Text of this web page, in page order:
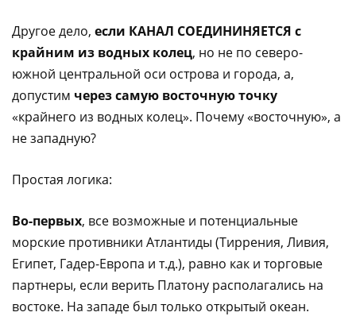
Другое дело, если КАНАЛ СОЕДИНИНЯЕТСЯ с
крайним из водных колец, но не по северо-
южной центральной оси острова и города, а,
допустим через самую восточную точку
«крайнего из водных колец». Почему «восточную», а
не западную?
Простая логика:
Во-первых, все возможные и потенциальные
морские противники Атлантиды (Тиррения, Ливия,
Египет, Гадер-Европа и т.д.), равно как и торговые
партнеры, если верить Платону располагались на
востоке. На западе был только открытый океан.